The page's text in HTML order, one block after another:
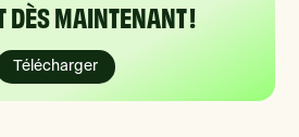
DÈS MAINTENANT !
Télécharger